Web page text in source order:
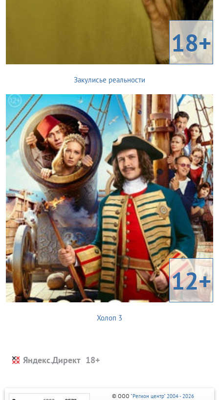
18+
Закулисье реальности
12+
Холоп 3
Яндекс.Директ
© ООО "Регион центр" 2004 - 2026